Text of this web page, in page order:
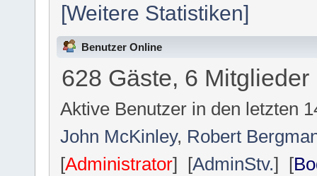
[Weitere Statistiken]
Benutzer Online
628 Gäste, 6 Mitglieder
Aktive Benutzer in den letzten
John McKinley, Robert
[Administrator] [AdminStv.] [